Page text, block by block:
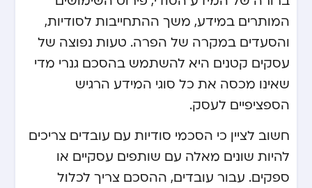
המותרים במידע, משך ההתחייבות לסודיות,
והסעדים במקרה של הפרה. טעות נפוצה של
עסקים קטנים היא להשתמש בהסכם גנרי מדי
שאינו מכסה את כל סוגי המידע הרגיש
הספציפיים לעסק.
חשוב לציין כי הסכמי סודיות עם עובדים צריכים
להיות שונים מאלה עם שותפים עסקיים או
ספקים. עבור עובדים, ההסכם צריך לכלול